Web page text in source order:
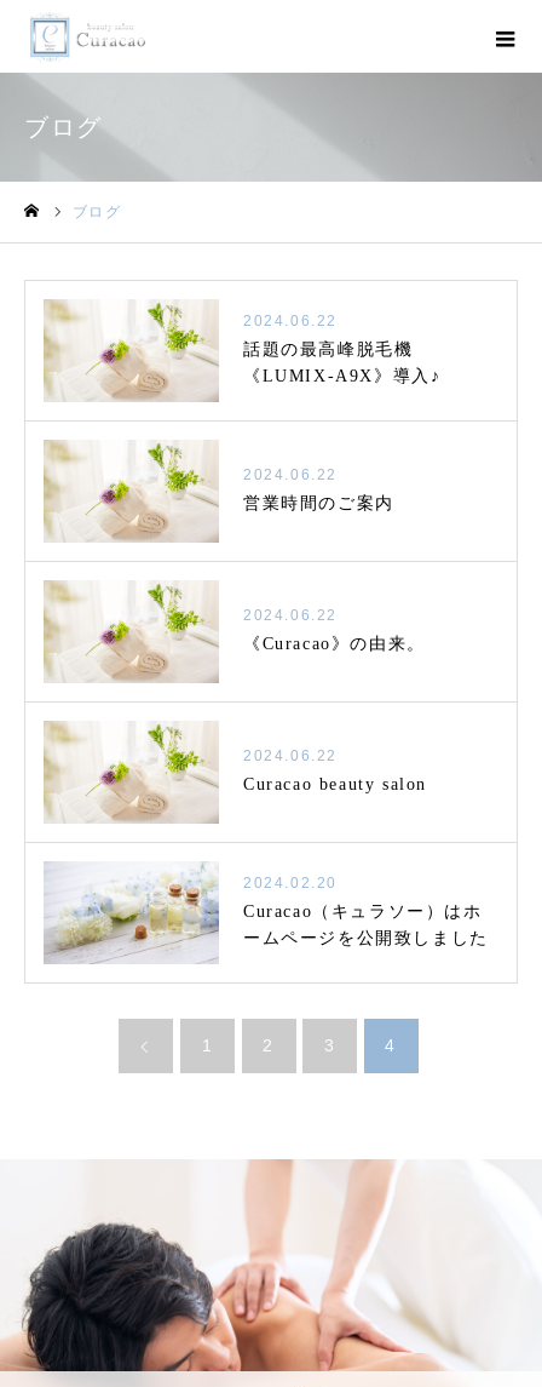
ブログ
ブログ
2024.06.22
話題の最高峰脱毛機
《LUMIX-A9X》導入♪
2024.06.22
営業時間のご案内
2024.06.22
《Curacao》の由来。
2024.06.22
Curacao beauty salon
2024.02.20
Curacao（キュラソー）はホ
ームページを公開致しました
1 2 3 4